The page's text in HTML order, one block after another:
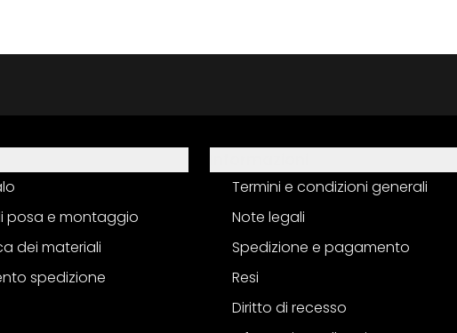
posa e montaggio
dei materiali
spedizione
Termini e condizioni generali
Note legali
Spedizione e pagamento
Resi
Diritto di recesso